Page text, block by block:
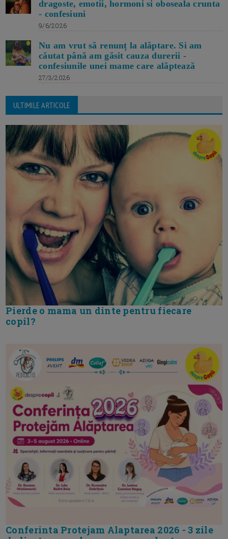
dragoste, emotii, hormoni si oboseala crunta
- confesiuni
9/6/2026
Nu am vrut să renunț la alăptare. Si am
căutat până am găsit cauza durerii -
confesiunile unei mame care alăptează
27/3/2026
ULTIMILE ARTICOLE
Pierde o mama un dinte pentru fiecare
copil?
Conferinta Protejam Alaptarea 2026 - 3 zile